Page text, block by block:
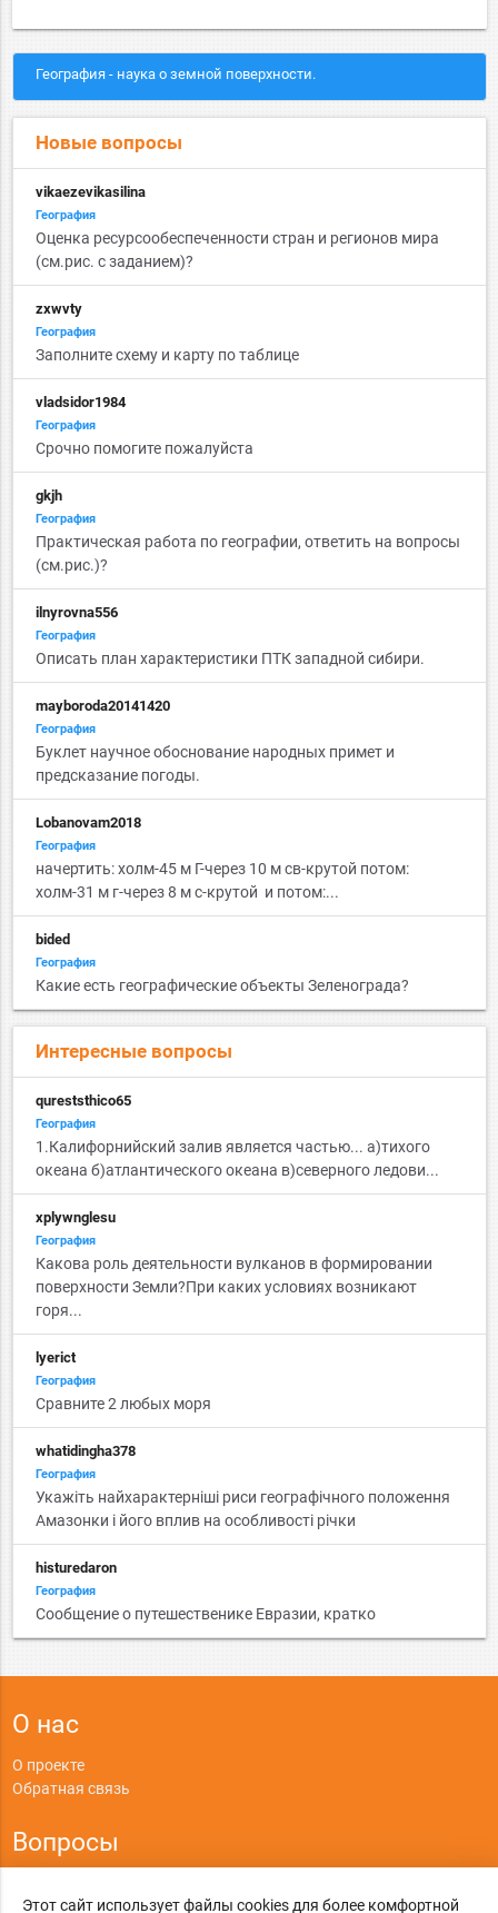
География - наука о земной поверхности.
Новые вопросы
vikaezevikasilina
География
Оценка ресурсообеспеченности стран и регионов мира
(см.рис. с заданием)?
zxwvty
География
Заполните схему и карту по таблице
vladsidor1984
География
Срочно помогите пожалуйста
gkjh
География
Практическая работа по географии, ответить на вопросы
(см.рис.)?
ilnyrovna556
География
Описать план характеристики ПТК западной сибири.
mayboroda20141420
География
Буклет научное обоснование народных примет и
предсказание погоды.
Lobanovam2018
География
начертить: холм-45 м Г-через 10 м св-крутой потом:
холм-31 м г-через 8 м с-крутой и потом:...
bided
География
Какие есть географические объекты Зеленограда?
Интересные вопросы
qureststhico65
География
1.Калифорнийский залив является частью... а)тихого
океана б)атлантического океана в)северного ледови...
xplywnglesu
География
Какова роль деятельности вулканов в формировании
поверхности Земли?При каких условиях возникают
горя...
lyerict
География
Сравните 2 любых моря
whatidingha378
География
Укажіть найхарактерніші риси географічного положення
Амазонки і його вплив на особливості річки
histuredaron
География
Сообщение о путешественике Евразии, кратко
О нас
О проекте
Обратная связь
Вопросы
Политика конфиденциальности
Этот сайт использует файлы cookies для более комфортной